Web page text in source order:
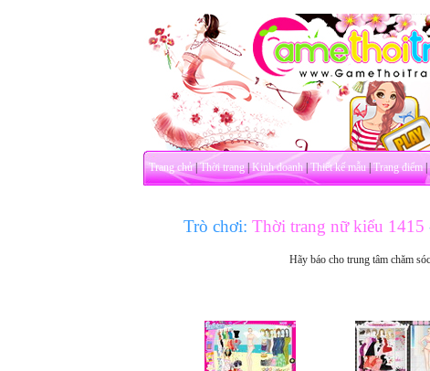
Trang chủ|Thời trang|Kinh doanh|Thiết kế mẫu|Trang điểm|
Trò chơi: Thời trang nữ kiểu 1415
Hãy báo cho trung tâm chăm